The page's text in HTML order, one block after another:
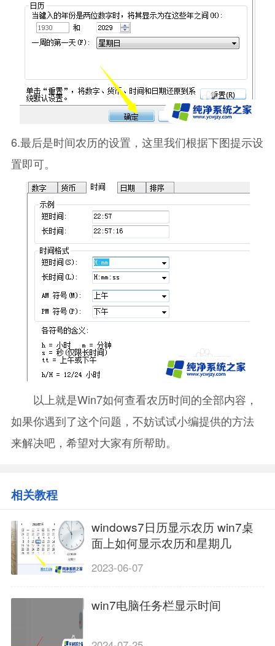
6.最后是时间农历的设置，这里我们根据下图提示设
置即可。
以上就是Win7如何查看农历时间的全部内容，
如果你遇到了这个问题，不妨试试小编提供的方法
来解决吧，希望对大家有所帮助。
相关教程
windows7日历显示农历 win7桌
面上如何显示农历和星期几
2023-06-07
win7电脑任务栏显示时间